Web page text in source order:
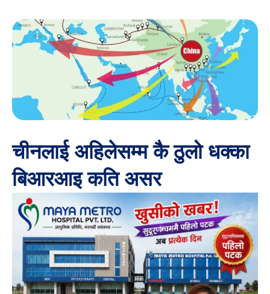
चीनलाई अहिलेसम्म कै ठुलो धक्का
बिआरआइ कति असर